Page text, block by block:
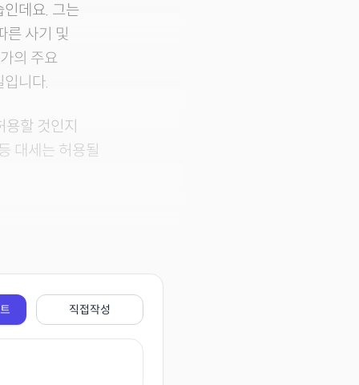
데요. 그는
른 사기 및
의 주요
니다.
할 것인지
대세는 허용될
직접작성